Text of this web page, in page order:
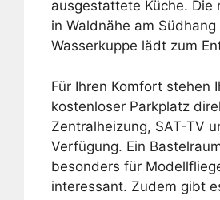
ausgestattete Küche. Die
in Waldnähe am Südhang
Wasserkuppe lädt zum
Für Ihren Komfort stehen
kostenloser Parkplatz
Zentralheizung, SAT-TV
Verfügung. Ein
besonders für
interessant. Zudem gibt